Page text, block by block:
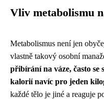
Vliv metabolismu
Metabolismus není jen
vlastně takový osobní
přibírání na váze, často se
kalorií navíc pro jeden
každé tělo je jiné a reaguje